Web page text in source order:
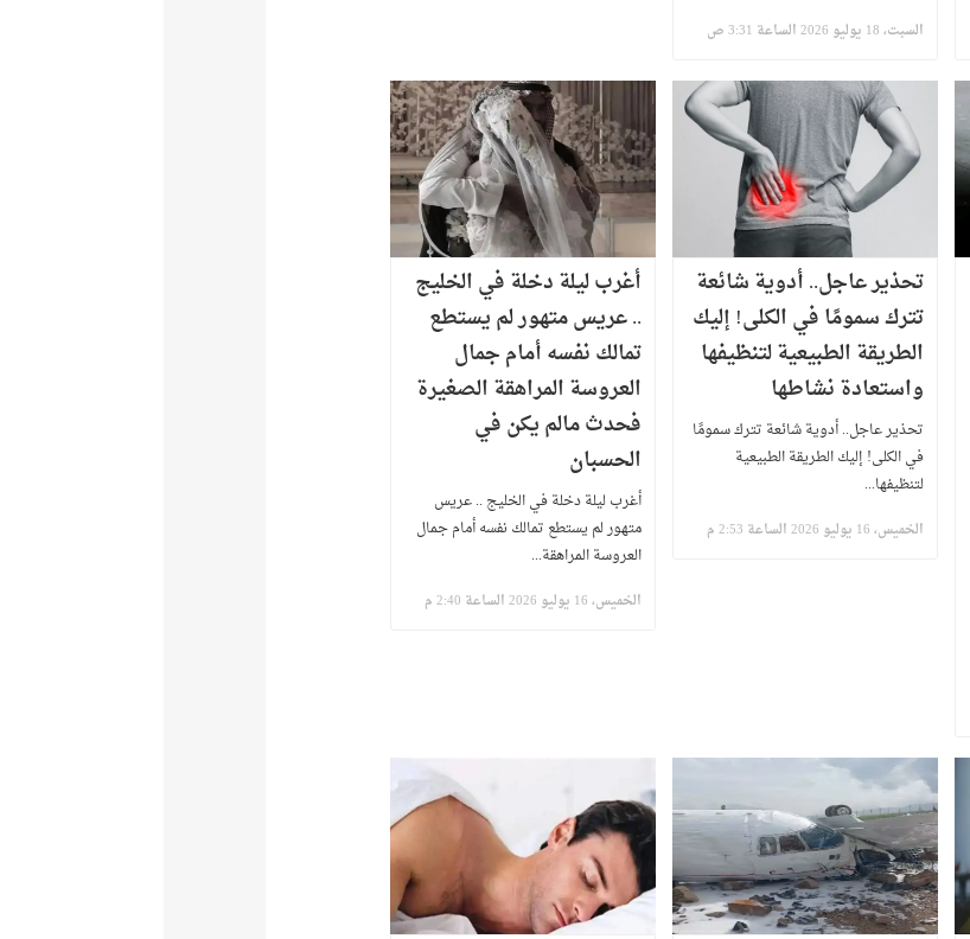
السبت، 18 يوليو 2026 الساعة 3:31 ص
تحذير عاجل.. أدوية شائعة
تترك سمومًا في الكلى! إليك
الطريقة الطبيعية لتنظيفها
واستعادة نشاطها
تحذير عاجل.. أدوية شائعة تترك سمومًا
في الكلى! إليك الطريقة الطبيعية
لتنظيفها...
الخميس، 16 يوليو 2026 الساعة 2:53 م
أغرب ليلة دخلة في الخليج
.. عريس متهور لم يستطع
تمالك نفسه أمام جمال
العروسة المراهقة الصغيرة
فحدث مالم يكن في
الحسبان
أغرب ليلة دخلة في الخليج .. عريس
متهور لم يستطع تمالك نفسه أمام جمال
العروسة المراهقة...
الخميس، 16 يوليو 2026 الساعة 2:40 م